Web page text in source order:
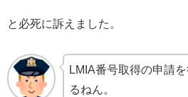
と必死に訴えました。
LMIA番号取得の申請
るねん。